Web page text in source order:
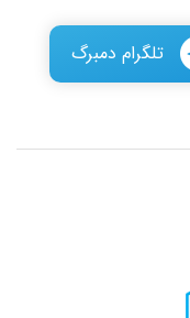
تلگرام دمبرگ